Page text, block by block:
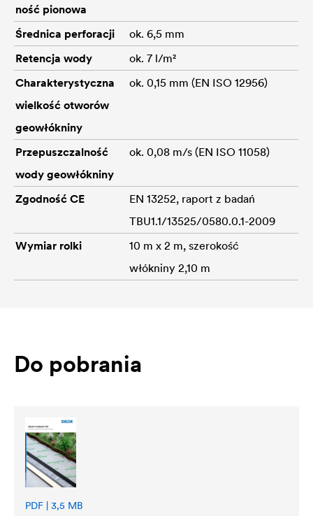
ność pionowa
Średnica perforacji
ok. 6,5 mm
Retencja wody
ok. 7 l/m²
Charakterystyczna
wielkość otworów
geowłókniny
ok. 0,15 mm (EN ISO 12956)
Przepuszczalność
wody geowłókniny
ok. 0,08 m/s (EN ISO 11058)
Zgodność CE
EN 13252, raport z badań
TBU1.1/13525/0580.0.1-2009
Wymiar rolki
10 m x 2 m, szerokość
włókniny 2,10 m
Do pobrania
PDF | 3,5 MB